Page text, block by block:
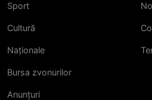
Sport
Cultură
Naționale
Bursa zvonurilor
Anunțuri